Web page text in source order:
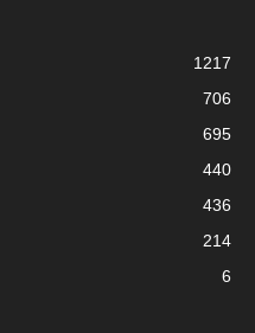
1217
706
695
440
436
214
6